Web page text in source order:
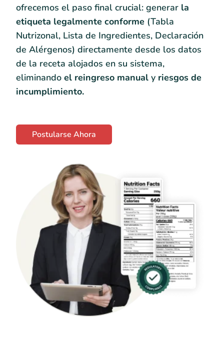
ofrecemos el paso final crucial: generar la
etiqueta legalmente conforme (Tabla
Nutrizonal, Lista de Ingredientes, Declaración
de Alérgenos) directamente desde los datos
de la receta alojados en su sistema,
eliminando el reingreso manual y riesgos de
incumplimiento.
Postularse Ahora